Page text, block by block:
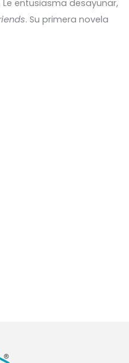
entusiasma desayunar,
. Su primera novela